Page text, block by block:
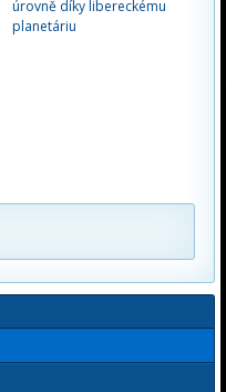
úrovně díky libereckému
planetáriu